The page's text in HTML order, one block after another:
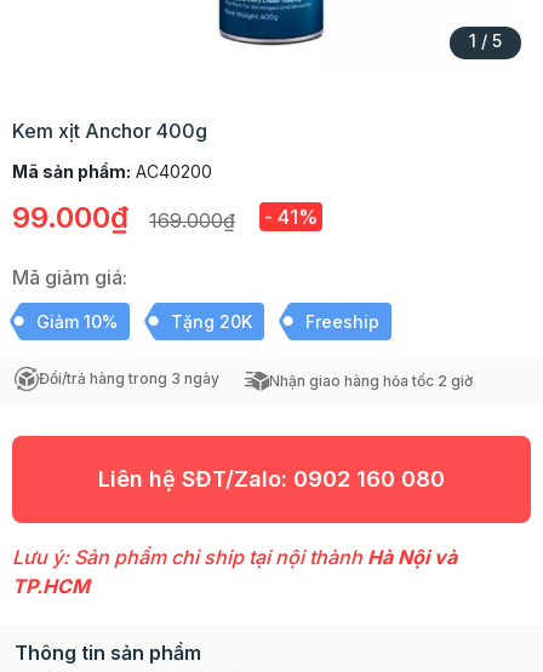
1 / 5
Kem xịt Anchor 400g
Mã sản phẩm: AC40200
99.000₫ 169.000₫ - 41%
Mã giảm giá:
Giảm 10% Tặng 20K Freeship
Đổi/trả hàng trong 3 ngày Nhận giao hàng hỏa tốc 2 giờ
Liên hệ SĐT/Zalo: 0902 160 080
Lưu ý: Sản phẩm chỉ ship tại nội thành Hà Nội và
TP.HCM
Thông tin sản phẩm